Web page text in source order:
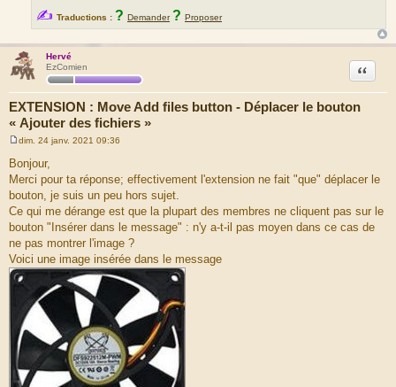
✍ Traductions : ? Demander ? Proposer
Hervé
EzComien
EXTENSION : Move Add files button - Déplacer le bouton
« Ajouter des fichiers »
Citation
s
s
g
e
dim. 24 janv. 2021 09:36
Bonjour,
Merci pour ta réponse; effectivement l'extension ne fait "que" déplacer le
bouton, je suis un peu hors sujet.
Ce qui me dérange est que la plupart des membres ne cliquent pas sur le
bouton "Insérer dans le message" : n'y a-t-il pas moyen dans ce cas de
ne pas montrer l'image ?
Voici une image insérée dans le message